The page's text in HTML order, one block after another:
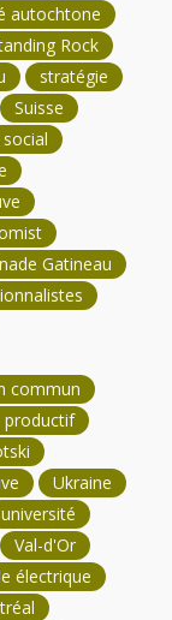
autochtone
Rock
stratégie
Suisse
Gatineau
commun
productif
Ukraine
université
Val-d'Or
électrique